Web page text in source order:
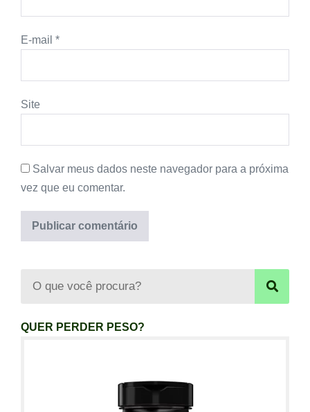
E-mail *
Site
Salvar meus dados neste navegador para a próxima
vez que eu comentar.
QUER PERDER PESO?